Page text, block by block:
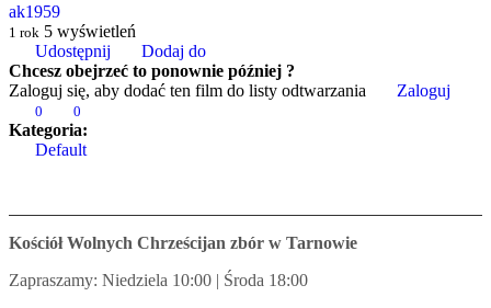
ak1959
1 rok 5 wyświetleń
Udostępnij
Dodaj do
Chcesz obejrzeć to ponownie później ?
Zaloguj się, aby dodać ten film do listy odtwarzania
Zaloguj
0 0
Kategoria:
Default
Kościół Wolnych Chrześcijan zbór w Tarnowie
Zapraszamy: Niedziela 10:00 | Środa 18:00